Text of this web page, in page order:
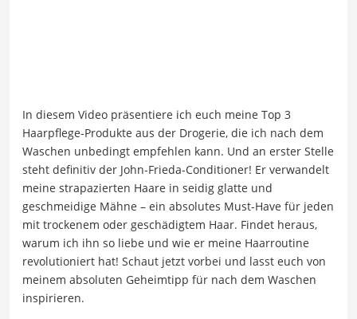
In diesem Video präsentiere ich euch meine Top 3
Haarpflege-Produkte aus der Drogerie, die ich nach dem
Waschen unbedingt empfehlen kann. Und an erster Stelle
steht definitiv der John-Frieda-Conditioner! Er verwandelt
meine strapazierten Haare in seidig glatte und
geschmeidige Mähne – ein absolutes Must-Have für jeden
mit trockenem oder geschädigtem Haar. Findet heraus,
warum ich ihn so liebe und wie er meine Haarroutine
revolutioniert hat! Schaut jetzt vorbei und lasst euch von
meinem absoluten Geheimtipp für nach dem Waschen
inspirieren.